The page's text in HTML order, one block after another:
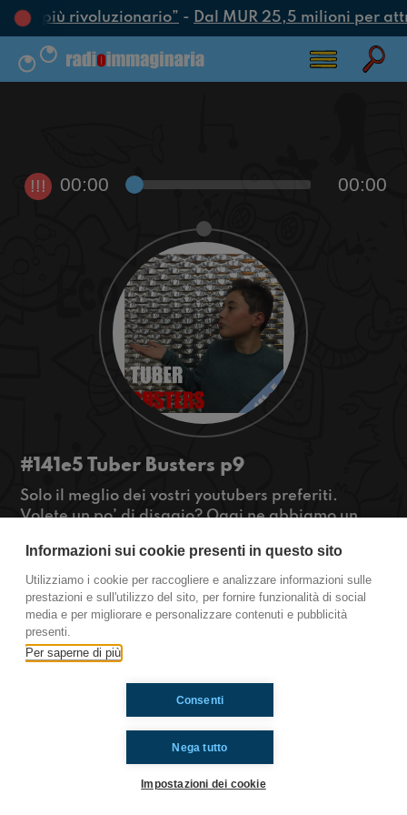
più rivoluzionario”- Dal MUR 25,5 milioni per
!!! 00:00 00:00
#141e5 Tuber Busters p9
Solo il meglio dei vostri youtubers preferiti.
Volete un po’ di disagio? Oggi ne abbiamo un
Giocopum e Santy Thyago.
#OkkinSu www.radioimmaginaria.it
tratto da: https://youtu.be/mMEsdTsvVFs
https://youtu.be/6zWtz_dKMQw
Informazioni sui cookie presenti in questo sito
Utilizziamo i cookie per raccogliere e analizzare informazioni sulle
prestazioni e sull'utilizzo del sito, per fornire funzionalità di social
media e per migliorare e personalizzare contenuti e pubblicità
presenti.
Per saperne di più
Nega tutto
Consenti
Impostazioni dei cookie